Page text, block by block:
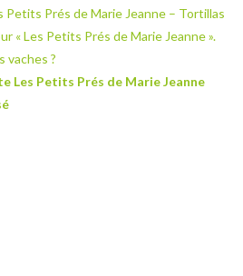
Petits Prés de Marie Jeanne – Tortillas
« Les Petits Prés de Marie Jeanne ».
vaches ?
Les Petits Prés de Marie Jeanne